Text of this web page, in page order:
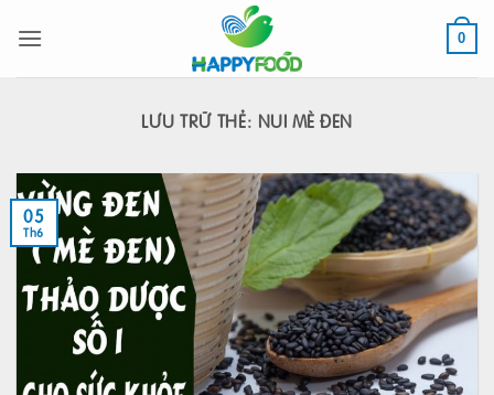
qua
0
LƯU TRỮ THẺ: NUI MÈ ĐEN
05
Th6